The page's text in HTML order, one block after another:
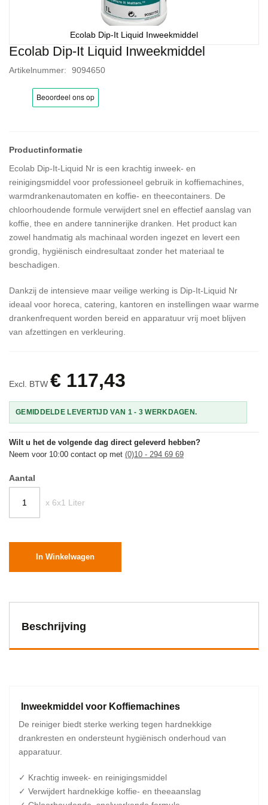
Ecolab Dip-It Liquid Inweekmiddel
Artikelnummer 9094650
Ecolab Dip-It-Liquid Nr is een krachtig inweek- en
reinigingsmiddel voor professioneel gebruik in koffiemachines,
warmdrankenautomaten en koffie- en theecontainers. De
chloorhoudende formule verwijdert snel en effectief aanslag van
koffie, thee en andere tanninerijke dranken. Het product kan
zowel handmatig als machinaal worden ingezet en levert een
grondig, hygiënisch eindresultaat zonder het materiaal te
beschadigen.
Dankzij de intensieve maar veilige werking is Dip-It-Liquid Nr
ideaal voor horeca, catering, kantoren en instellingen waar warme
drankenfrequent worden bereid en apparatuur vrij moet blijven
van afzettingen en verkleuring.
Excl. BTW € 117,43
GEMIDDELDE LEVERTIJD VAN 1 - 3 WERKDAGEN.
Wilt u het de volgende dag direct geleverd hebben?
Neem voor 10:00 contact op met (0)10 - 294 69 69
Aantal
x 6x1 Liter
In Winkelwagen
Ecolab Dip-It Liquid Inweekmiddel
Ga
het
Beschrijving
Inweekmiddel voor Koffiemachines
De reiniger biedt sterke werking tegen hardnekkige
drankresten en ondersteunt hygiënisch onderhoud van
apparatuur.
✓ Krachtig inweek- en reinigingsmiddel
✓ Verwijdert hardnekkige koffie- en theeaanslag